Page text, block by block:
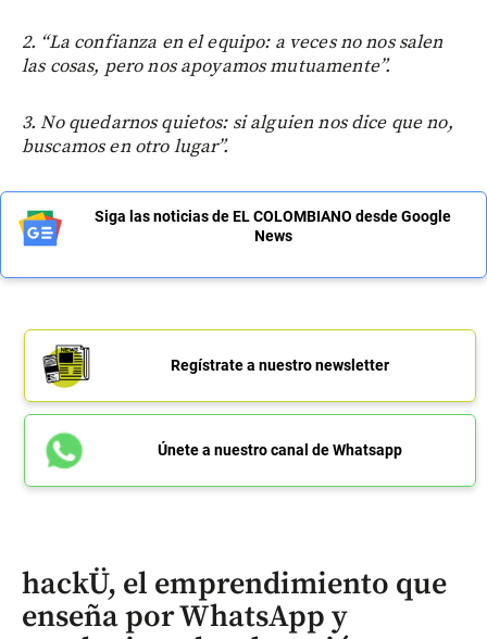
2. “La confianza en el equipo: a veces no nos salen
las cosas, pero nos apoyamos mutuamente”.
3. No quedarnos quietos: si alguien nos dice que no,
buscamos en otro lugar”.
Siga las noticias de EL COLOMBIANO desde Google
News
Regístrate a nuestro newsletter
Únete a nuestro canal de Whatsapp
hackÜ, el emprendimiento que
enseña por WhatsApp y